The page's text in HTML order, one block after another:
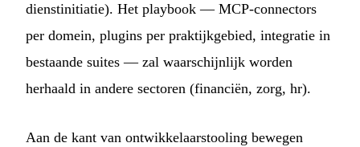
dienstinitiatie). Het playbook — MCP-connectors
per domein, plugins per praktijkgebied, integratie in
bestaande suites — zal waarschijnlijk worden
herhaald in andere sectoren (financiën, zorg, hr).
Aan de kant van ontwikkelaarstooling bewegen